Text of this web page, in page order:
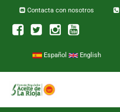
Pasar al contenido principal
Contacta con nosotros
Español English